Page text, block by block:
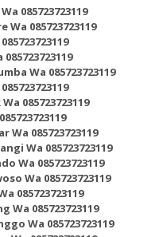
085723723119
085723723119
Wa 085723723119
085723723119
085723723119
Wa 085723723119
Wa 085723723119
Wa 085723723119
085723723119
085723723119
Wa 085723723119